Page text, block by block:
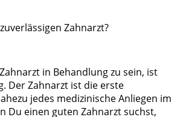
Zahnarzt?
in Behandlung zu sein, ist
Der Zahnarzt ist die erste
jedes medizinische Anliegen im
Du einen guten Zahnarzt suchst,